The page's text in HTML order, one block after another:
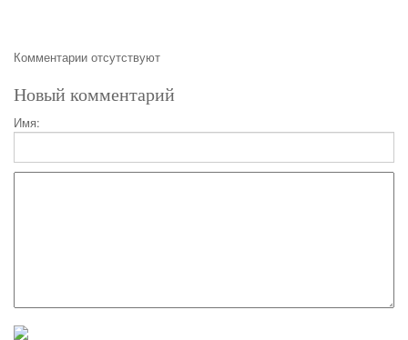
Комментарии отсутствуют
Новый комментарий
Имя: